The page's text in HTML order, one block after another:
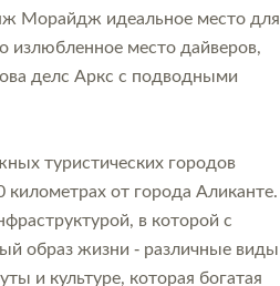
Морайдж идеальное место для
излюбленное место дайверов,
делс Аркс с подводными
туристических городов
километрах от города Аликанте.
в которой с
образ жизни - различные виды
и культуре, которая богатая